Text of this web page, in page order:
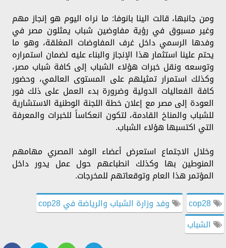
ومن جانبها، قالت الينا بانوفا: ما نراه اليوم هو إنجاز مهم
وغير مسبوق في رؤية مفاوضين شباب يمثلون مصر في
وفدها الرسمي داخل غرف المفاوضات المغلقة، وهو ما
يحتم علينا استثمار هذا الإنجاز والبناء عليه لضمان استمراره
وتوسعه ونقل خبرات هؤلاء الشباب إلى كافة شباب مصر،
وكذلك استمرار تمثيلهم على المستوى العالمي، وحضور
كافة الفعاليات الدولية وضرورة بدء العمل على ذلك فور
العودة إلى مصر مع إعلان خطة اللجنة الوطنية الاستشارية
للشباب والمناخ القادمة، لتكون انعكاساً للخبرات والمعرفة
التي اكتسبها هؤلاء الشباب.
وخلال الاجتماع استعرض أعضاء الوفد المصري مهامهم
المنوطين بها وكذلك انطباعهم حول عمل يدور داخل
المؤتمر هذا العام وتوقعاتهم للمخرجات.
وفد وزارة الشباب والرياضة في cop28
الشباب